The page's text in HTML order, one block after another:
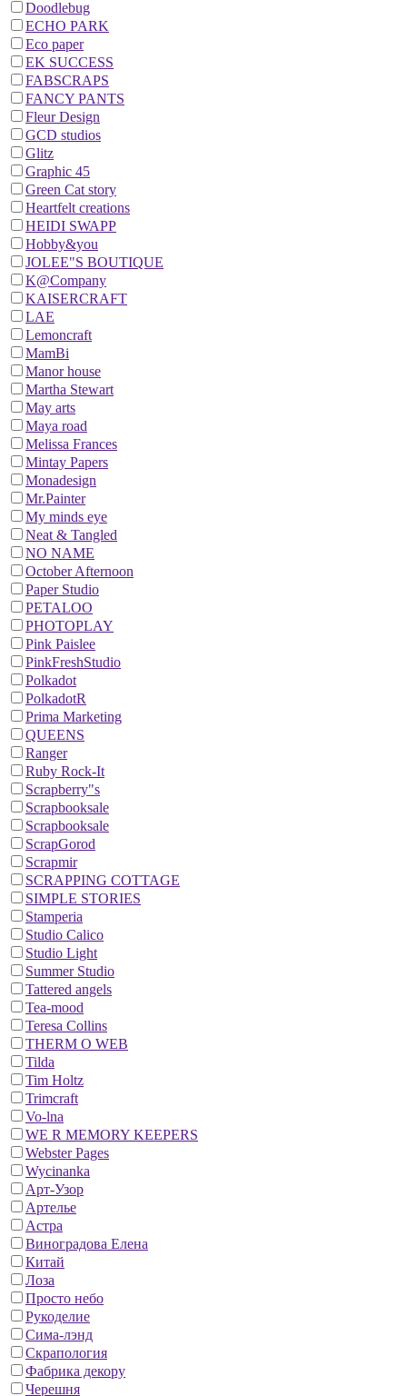
Doodlebug
ECHO PARK
Eco paper
EK SUCCESS
FABSCRAPS
FANCY PANTS
Fleur Design
GCD studios
Glitz
Graphic 45
Green Cat story
Heartfelt creations
HEIDI SWAPP
Hobby&you
JOLEE"S BOUTIQUE
K@Company
KAISERCRAFT
LAE
Lemoncraft
MamBi
Manor house
Martha Stewart
May arts
Maya road
Melissa Frances
Mintay Papers
Monadesign
Mr.Painter
My minds eye
Neat & Tangled
NO NAME
October Afternoon
Paper Studio
PETALOO
PHOTOPLAY
Pink Paislee
PinkFreshStudio
Polkadot
PolkadotR
Prima Marketing
QUEENS
Ranger
Ruby Rock-It
Scrapberry"s
Scrapbooksale
Scrapbooksale
ScrapGorod
Scrapmir
SCRAPPING COTTAGE
SIMPLE STORIES
Stamperia
Studio Calico
Studio Light
Summer Studio
Tattered angels
Tea-mood
Teresa Collins
THERM O WEB
Tilda
Tim Holtz
Trimcraft
Vo-lna
WE R MEMORY KEEPERS
Webster Pages
Wycinanka
Арт-Узор
Артелье
Астра
Виноградова Елена
Китай
Лоза
Просто небо
Рукоделие
Сима-лэнд
Скрапология
Фабрика декору
Черешня